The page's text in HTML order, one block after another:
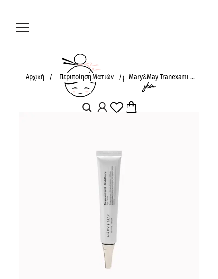
Αρχική / Περιποίηση Ματιών / Mary&May Tranexami ...